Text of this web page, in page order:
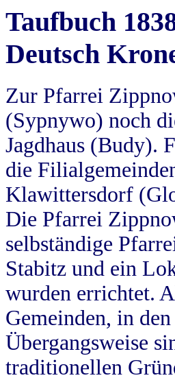
Taufbuch
Deutsch
Zur Pfarrei
(Sypnywo) noch
Jagdhaus (Budy).
die
Klawittersdorf
Die Pfarrei
selbständige
Stabitz und ein
wurden errichtet.
Gemeinden, in
Übergangsweise
traditionellen